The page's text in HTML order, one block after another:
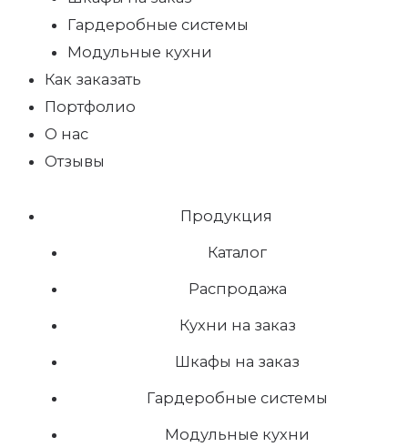
Гардеробные системы
Модульные кухни
Как заказать
Портфолио
О нас
Отзывы
Продукция
Каталог
Распродажа
Кухни на заказ
Шкафы на заказ
Гардеробные системы
Модульные кухни